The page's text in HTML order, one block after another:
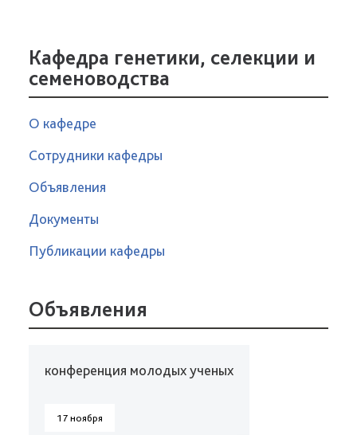
Кафедра генетики, селекции и
семеноводства
О кафедре
Сотрудники кафедры
Объявления
Документы
Публикации кафедры
Объявления
конференция молодых ученых
17 ноября